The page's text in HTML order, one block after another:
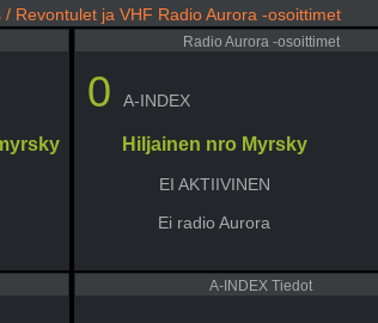
Revontulet ja VHF Radio Aurora -osoittimet
Radio Aurora -osoittimet
0 A-INDEX
Hiljainen nro Myrsky
EI AKTIIVINEN
Ei radio Aurora
A-INDEX Tiedot